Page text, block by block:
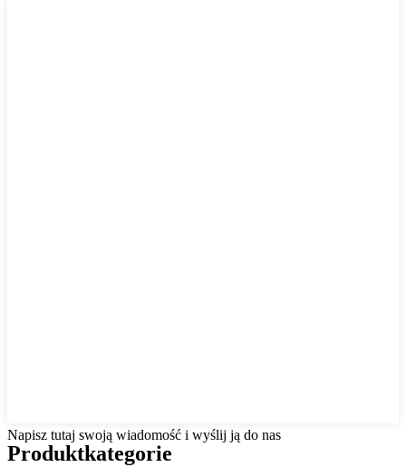
Napisz tutaj swoją wiadomość i wyślij ją do nas
Produktkategorie